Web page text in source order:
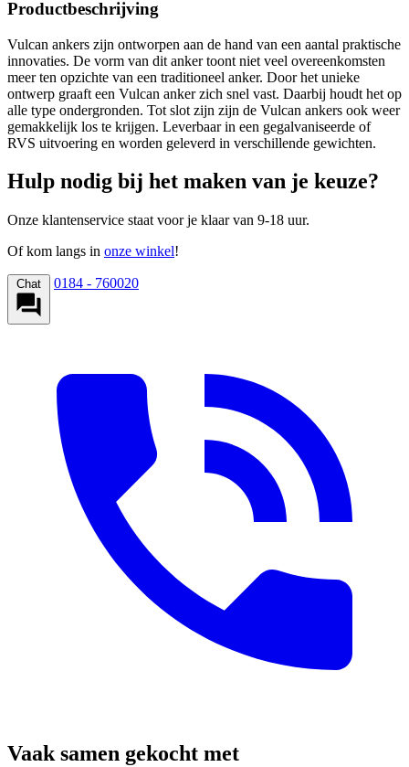
Productbeschrijving
Vulcan ankers zijn ontworpen aan de hand van een aantal praktische
innovaties. De vorm van dit anker toont niet veel overeenkomsten
meer ten opzichte van een traditioneel anker. Door het unieke
ontwerp graaft een Vulcan anker zich snel vast. Daarbij houdt het op
alle type ondergronden. Tot slot zijn zijn de Vulcan ankers ook weer
gemakkelijk los te krijgen. Leverbaar in een gegalvaniseerde of
RVS uitvoering en worden geleverd in verschillende gewichten.
Hulp nodig bij het maken van je keuze?
Onze klantenservice staat voor je klaar van 9-18 uur.
Of kom langs in onze winkel!
Chat 0184 - 760020
Vaak samen gekocht met